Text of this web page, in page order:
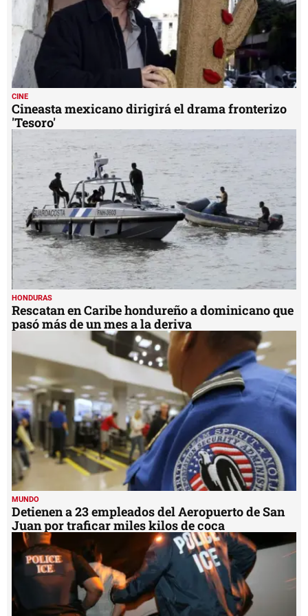
CINE
Cineasta mexicano dirigirá el drama fronterizo
'Tesoro'
HONDURAS
Rescatan en Caribe hondureño a dominicano que
pasó más de un mes a la deriva
MUNDO
Detienen a 23 empleados del Aeropuerto de San
Juan por traficar miles kilos de coca